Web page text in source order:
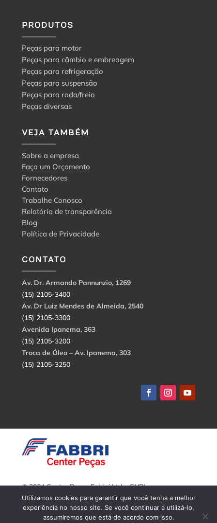
a
PRODUTOS
Peças para motor
Peças para câmbio e embreagem
Peças para refrigeração
Peças para suspensão
Peças para roda/freio
Peças diversas
VEJA TAMBÉM
Sobre a empresa
Faça um Orçamento
Fornecedores
Contato
Trabalhe Conosco
Relatório de transparência
Blog
Política de Privacidade
CONTATO
Av. Dr. Armando Pannunzio, 1269
(15) 2105-3400
Av. Dr Luiz Mendes de Almeida, 2540
(15) 2105-3300
Avenida Ipanema, 363
(15) 2105-3200
Troca de Óleo – Av. Ipanema, 303
(15) 2105-3250
© 2024 Center Peças Fabbri Ltda. CNPJ:
56.908.650/0001-94.
Todos os direitos reservados.
Utilizamos cookies para garantir que você tenha a melhor
experiência no nosso site. Se você continuar a utilizá-lo,
assumiremos que está de acordo com isso.